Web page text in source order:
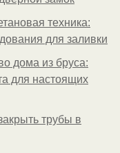
техника:
для заливки
дома из бруса:
для настоящих
трубы в